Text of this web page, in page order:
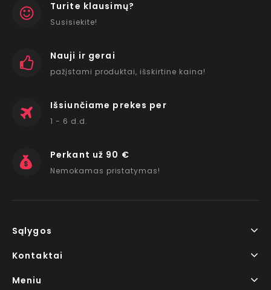
Turite klausimų?
Susisiekite!
Nauji ir gerai
pažįstami produktai, išskirtine kaina!
Išsiunčiame prekes per
1 - 6 d.d.
Perkant už 90 €
Nemokamas pristatymas!
Sąlygos
Kontaktai
Meniu